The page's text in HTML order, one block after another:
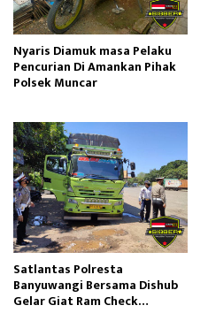
Nyaris Diamuk masa Pelaku
Pencurian Di Amankan Pihak
Polsek Muncar
Satlantas Polresta
Banyuwangi Bersama Dishub
Gelar Giat Ram Check